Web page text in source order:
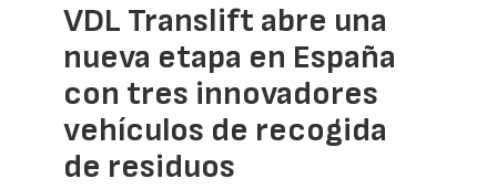
VDL Translift abre una
nueva etapa en España
con tres innovadores
vehículos de recogida
de residuos